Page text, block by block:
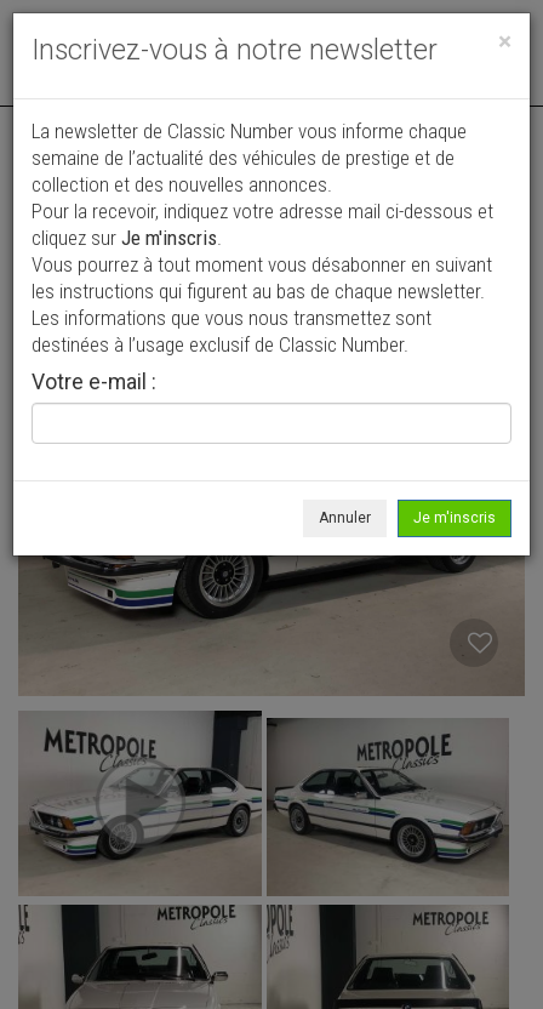
Toggle
Annonce actualisée le 04/08/2026 ( il y a 2 jours )
BMW Série 6 Alpina B7 Turbo
148 500 €
1981 Coupé 163 690 km
×
Inscrivez-vous à notre newsletter
La newsletter de Classic Number vous informe chaque
semaine de l’actualité des véhicules de prestige et de
collection et des nouvelles annonces.
Pour la recevoir, indiquez votre adresse mail ci-dessous et
cliquez sur Je m'inscris.
Vous pourrez à tout moment vous désabonner en suivant
les instructions qui figurent au bas de chaque newsletter.
Les informations que vous nous transmettez sont
destinées à l’usage exclusif de Classic Number.
Votre e-mail :
Annuler Je m'inscris